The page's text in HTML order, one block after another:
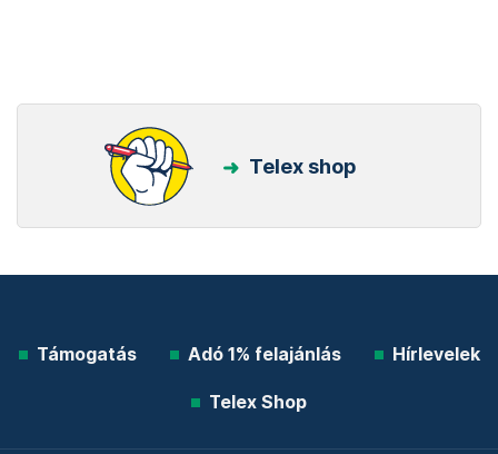
Telex shop
Támogatás Adó 1% felajánlás Hírlevelek
Telex Shop